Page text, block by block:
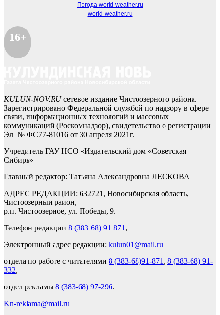
Погода world-weather.ru
world-weather.ru
16+
KULUN-NOV.RUсетевое издание Чистоозерного района.
Зарегистрировано Федеральной службой по надзору в сфере
связи, информационных технологий и массовых
коммуникаций (Роскомнадзор), свидетельство о регистрации
Эл № ФС77-81016 от 30 апреля 2021г.
Учредитель ГАУ НСО «Издательский дом «Советская
Сибирь»
Главный редактор: Татьяна Александровна ЛЕСКОВА
АДРЕС РЕДАКЦИИ: 632721, Новосибирская область,
Чистоозёрный район,
р.п. Чистоозерное, ул. Победы, 9.
Телефон редакции 8 (383-68) 91-871 ,
Электронный адрес редакции: kulun01@mail.ru
отдела по работе с читателями 8 (383-68)91-871 , 8 (383-68) 91-
332,
отдел рекламы 8 (383-68) 97-296.
Kn-reklama@mail.ru